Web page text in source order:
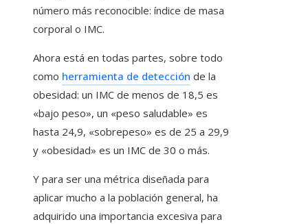
número más reconocible: índice de masa
corporal o IMC.
Ahora está en todas partes, sobre todo
como herramienta de detección de la
obesidad: un IMC de menos de 18,5 es
«bajo peso», un «peso saludable» es
hasta 24,9, «sobrepeso» es de 25 a 29,9
y «obesidad» es un IMC de 30 o más.
Y para ser una métrica diseñada para
aplicar mucho a la población general, ha
adquirido una importancia excesiva para